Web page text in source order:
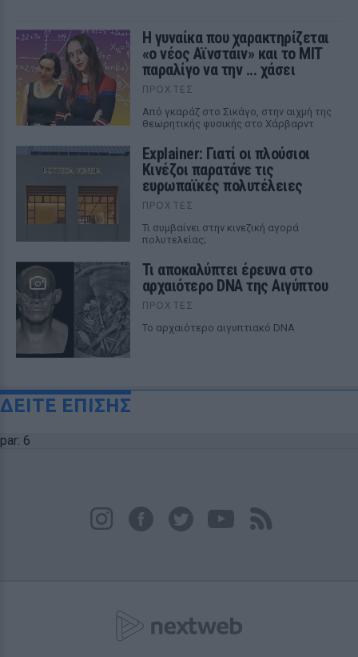
Η γυναίκα που χαρακτηρίζεται
«ο νέος Αϊνστάιν» και το MIT
παραλίγο να την ... χάσει
ΠΡΟΧΤΈΣ
Από γκαράζ στο Σικάγο, στην αιχμή της
θεωρητικής φυσικής στο Χάρβαρντ
Explainer: Γιατί οι πλούσιοι
Κινέζοι παρατάνε τις
ευρωπαϊκές πολυτέλειες
ΠΡΟΧΤΈΣ
Τι συμβαίνει στην κινεζική αγορά
πολυτελείας;
Τι αποκαλύπτει έρευνα στο
αρχαιότερο DNA της Αιγύπτου
ΠΡΟΧΤΈΣ
Το αρχαιότερο αιγυπτιακό DNA
ΔΕΙΤΕ ΕΠΙΣΗΣ
par: 6